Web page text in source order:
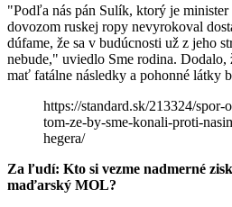
"Podľa nás pán Sulík, ktorý je minister
dovozom ruskej ropy nevyrokoval
dúfame, že sa v budúcnosti už z jeho
nebude," uviedlo Sme rodina. Dodalo,
mať fatálne následky a pohonné látky
https://standard.sk/213324/spor-
tom-ze-by-sme-konali-proti-
hegera/
Za ľudí: Kto si vezme nadmerné
maďarský MOL?